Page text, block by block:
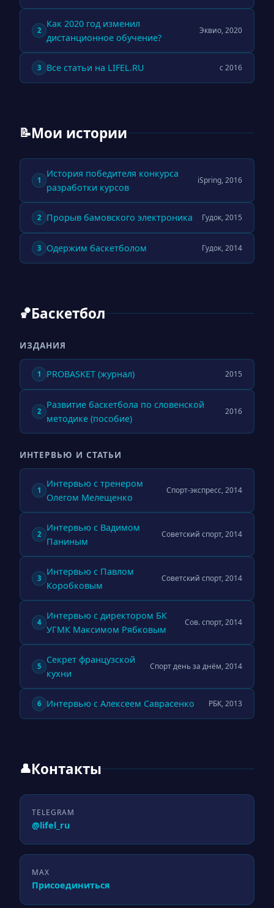
2
Как 2020 год изменил
дистанционное обучение?
Эквио, 2020
3 Все статьи на LIFEL.RU с 2016
📝Мои истории
1
История победителя конкурса
разработки курсов
iSpring, 2016
2 Прорыв бамовского электроника Гудок, 2015
3 Одержим баскетболом Гудок, 2014
🏀Баскетбол
ИЗДАНИЯ
1 PROBASKET (журнал) 2015
2
Развитие баскетбола по словенской
методике (пособие)
2016
ИНТЕРВЬЮ И СТАТЬИ
1
Интервью с тренером
Олегом Мелещенко
Спорт-экспресс, 2014
2
Интервью с Вадимом
Паниным
Советский спорт, 2014
3
Интервью с Павлом
Коробковым
Советский спорт, 2014
4
Интервью с директором БК
УГМК Максимом Рябковым
Сов. спорт, 2014
5
Секрет французской
кухни
Спорт день за днём, 2014
6 Интервью с Алексеем Саврасенко РБК, 2013
👤Контакты
TELEGRAM
@lifel_ru
MAX
Присоединиться